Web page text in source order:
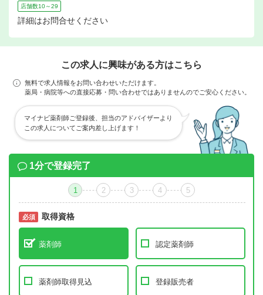
店舗数10～29
詳細はお問合せください
この求人に興味がある方はこちら
無料で求人情報をお問い合わせいただけます。
薬局・病院等への直接応募・問い合わせではありませんのでご安心ください。
マイナビ薬剤師ご登録後、担当のアドバイザーより
この求人についてご案内差し上げます！
1分で登録完了
1 2 3 4 5
必須 取得資格
薬剤師 認定薬剤師
薬剤師取得見込 登録販売者